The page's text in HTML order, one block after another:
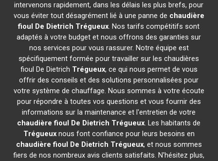
intervenons rapidement, dans les délais les plus brefs, pour
vous éviter tout désagrément lié à une panne de chaudière
fioul De Dietrich Trégueux. Nos tarifs compétitifs sont
adaptés à votre budget et nous offrons des garanties sur
nos services pour vous rassurer. Notre équipe est
spécifiquement formée pour travailler sur les chaudières
fioul De Dietrich Trégueux, ce qui nous permet de vous
offrir des conseils et des solutions personnalisées pour
votre système de chauffage. Nous sommes à votre écoute
pour répondre à toutes vos questions et vous fournir des
informations sur la maintenance et l'entretien de votre
chaudière fioul De Dietrich Trégueux. Les habitants de
Trégueuxnous font confiance pour leurs besoins en
chaudière fioul De Dietrich Trégueux, et nous sommes
fiers de nos nombreux avis clients satisfaits. N'hésitez plus,